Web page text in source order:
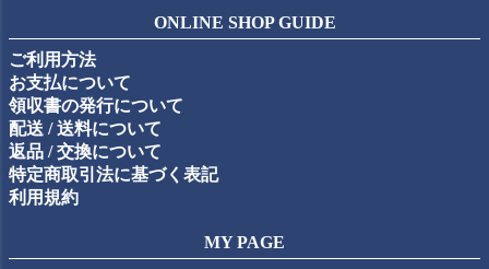
ップ
ONLINE SHOP GUIDE
ご利用方法
お支払について
領収書の発行について
配送 / 送料について
返品 / 交換について
特定商取引法に基づく表記
利用規約
MY PAGE